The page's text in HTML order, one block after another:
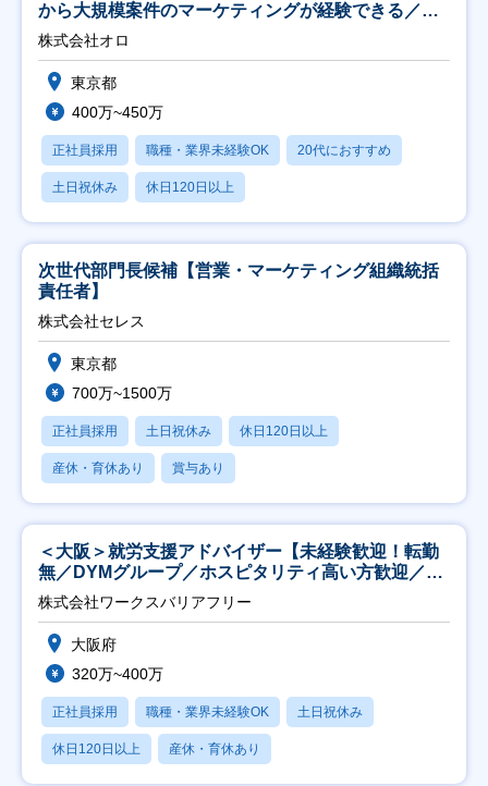
から大規模案件のマーケティングが経験できる／研
修充実】
株式会社オロ
東京都
400万~450万
正社員採用 職種・業界未経験OK 20代におすすめ
土日祝休み 休日120日以上
次世代部門長候補【営業・マーケティング組織統括
責任者】
株式会社セレス
東京都
700万~1500万
正社員採用 土日祝休み 休日120日以上
産休・育休あり 賞与あり
＜大阪＞就労支援アドバイザー【未経験歓迎！転勤
無／DYMグループ／ホスピタリティ高い方歓迎／土
日祝】
株式会社ワークスバリアフリー
大阪府
320万~400万
正社員採用 職種・業界未経験OK 土日祝休み
休日120日以上 産休・育休あり